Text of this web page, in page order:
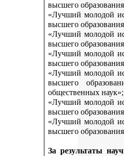
высшего
«Лучший молодой
высшего
«Лучший молодой
высшего
«Лучший молодой
высшего
«Лучший молодой
высшего
общественных наук»;
«Лучший молодой
высшего
«Лучший молодой
высшего
За результаты